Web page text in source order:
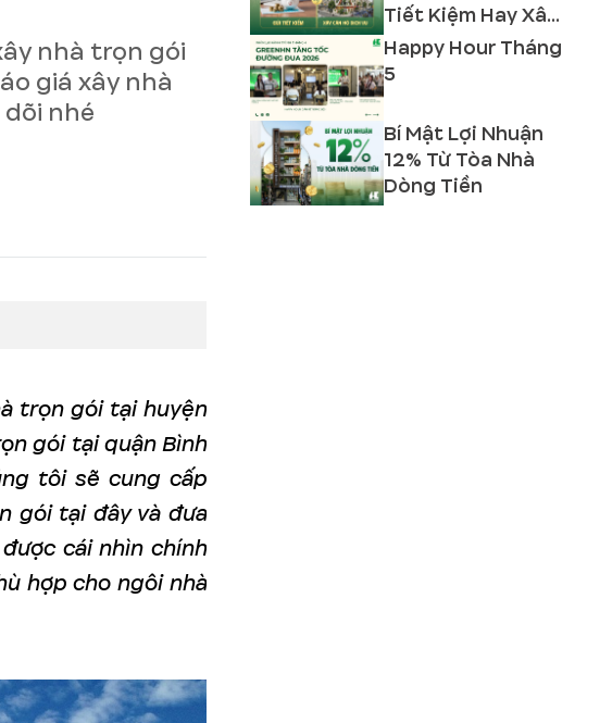
nhà trọn gói
giá xây nhà
nhé
trọn gói tại huyện
gói tại quận Bình
tôi sẽ cung cấp
gói tại đây và đưa
cái nhìn chính
hợp cho ngôi nhà
Tiết Kiệm Hay Xây
Căn Hộ Dịch Vụ
2026?
Happy Hour Tháng
5
Bí Mật Lợi Nhuận
12% Từ Tòa Nhà
Dòng Tiền